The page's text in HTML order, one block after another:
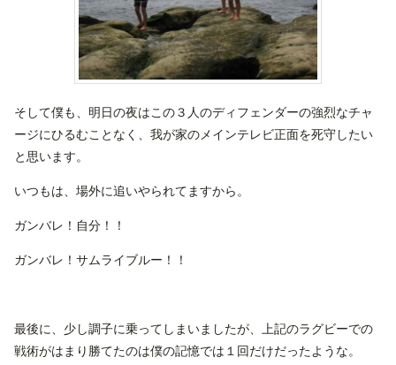
そして僕も、明日の夜はこの３人のディフェンダーの強烈なチャ
ージにひるむことなく、我が家のメインテレビ正面を死守したい
と思います。
いつもは、場外に追いやられてますから。
ガンバレ！自分！！
ガンバレ！サムライブルー！！
最後に、少し調子に乗ってしまいましたが、上記のラグビーでの
戦術がはまり勝てたのは僕の記憶では１回だけだったような。